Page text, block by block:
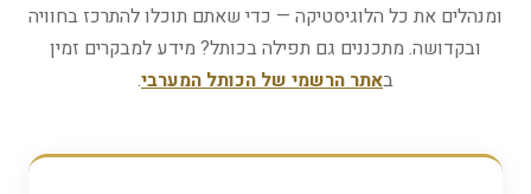
ומנהלים את כל הלוגיסטיקה — כדי שאתם תוכלו להתרכז בחוויה
ובקדושה. מתכננים גם תפילה בכותל? מידע למבקרים זמין
באתר הרשמי של הכותל המערבי.